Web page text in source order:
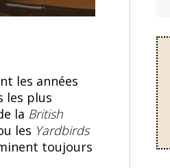
les années
les plus
la British
les Yardbirds
toujours